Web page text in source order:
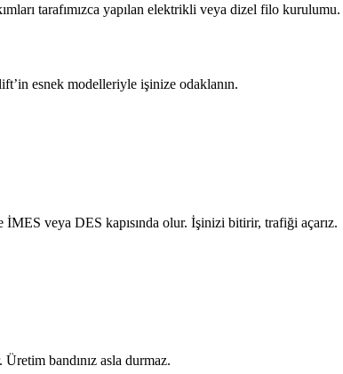
tarafımızca yapılan elektrikli veya dizel filo kurulumu.
esnek modelleriyle işinize odaklanın.
veya DES kapısında olur. İşinizi bitirir, trafiği açarız.
bandınız asla durmaz.